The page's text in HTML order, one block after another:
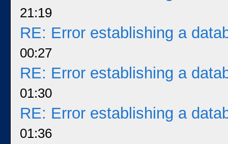
21:19
RE: Error establishing a
00:27
RE: Error establishing a
01:30
RE: Error establishing a
01:36